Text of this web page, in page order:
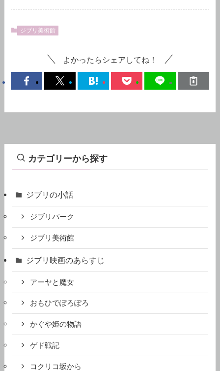
ジブリ美術館
よかったらシェアしてね！
カテゴリーから探す
ジブリの小話
ジブリパーク
ジブリ美術館
ジブリ映画のあらすじ
アーヤと魔女
おもひでぽろぽろ
かぐや姫の物語
ゲド戦記
コクリコ坂から